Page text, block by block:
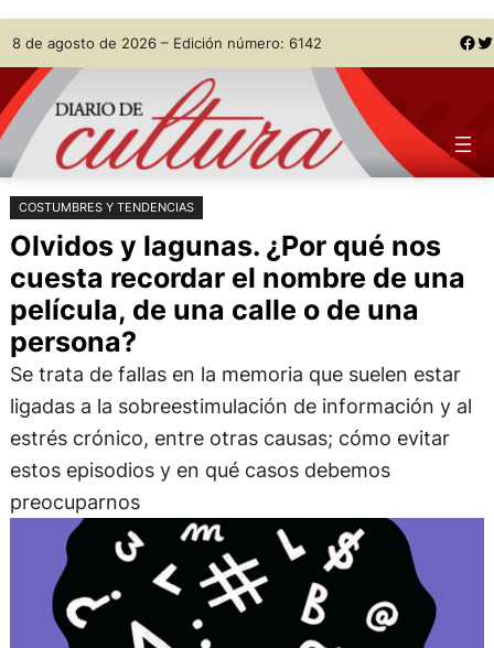
Saltar
al
contenido
Skip
to
content
8 de agosto de 2026 – Edición número: 6142 Facebook Twitter
COSTUMBRES Y TENDENCIAS
Olvidos y lagunas. ¿Por qué nos
cuesta recordar el nombre de una
película, de una calle o de una
persona?
Se trata de fallas en la memoria que suelen estar
ligadas a la sobreestimulación de información y al
estrés crónico, entre otras causas; cómo evitar
estos episodios y en qué casos debemos
preocuparnos